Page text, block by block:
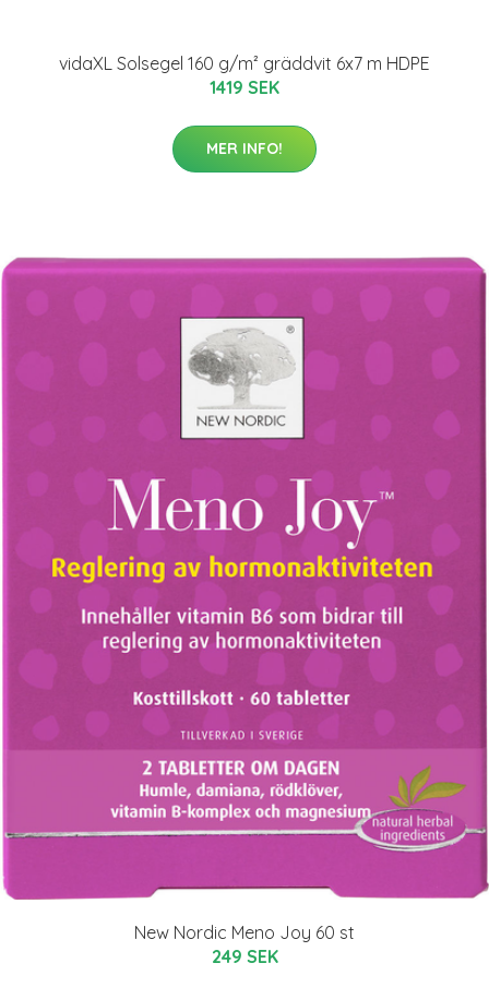
vidaXL Solsegel 160 g/m² gräddvit 6x7 m HDPE
1419 SEK
MER INFO!
New Nordic Meno Joy 60 st
249 SEK